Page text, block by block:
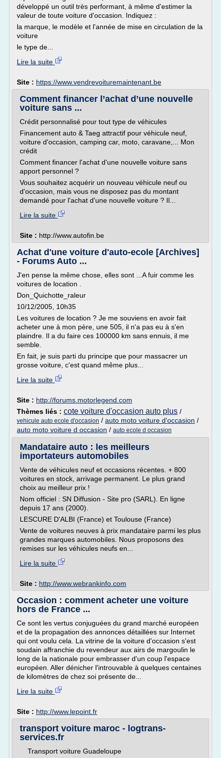
développé un outil très performant, à même d'estimer la
valeur de toute voiture d'occasion. Indiquez :
la marque, le modèle et l'année de mise en circulation de la
voiture
le type de...
Lire la suite
Site : https://www.vendrevoituremaintenant.be
Comment financer l’achat d’une nouvelle
voiture sans ...
Crédit personnalisé pour tout type de véhicules
Financement auto & Taeg attractif pour véhicule neuf,
voiture d'occasion, camping car, moto, caravane,... Mon
crédit
Comment financer l'achat d'une nouvelle voiture sans
apport personnel ?
Vous souhaitez acquérir un nouveau véhicule neuf ou
d'occasion, mais vous ne disposez pas du montant
demandé pour l'achat d'une nouvelle voiture ? Il...
Lire la suite
Site : http://www.autofin.be
Achat d'une voiture d'auto-ecole [Archives]
- Forums Auto ...
J'en pense la même chose, elles sont ...A fuir comme les
voitures de location .
Don_Quichotte_raleur
10/12/2005, 10h35
Les voitures de location ? Je me souviens en avoir fait
acheter une à mon père, une 505, il n'a pas eu à s'en
plaindre. Il a du faire ces 100000 km sans ennuis, il me
semble.
En fait, je suis parti du principe que pour massacrer un
grosse voiture, c'est quand même plus...
Lire la suite
Site : http://forums.motorlegend.com
Thèmes liés : cote voiture d'occasion auto plus /
vehicule auto ecole d'occasion / auto moto voiture d'occasion /
auto moto voiture d occasion / auto ecole d occasion
Mandataire auto : les meilleurs
importateurs automobiles
Vente de véhicules neuf et occasions récentes. + 800
voitures en stock, arrivage permanent. Le plus grand
choix au meilleur prix !
Nom officiel : SN Diffusion - Site pro (SARL). En ligne
depuis 17 ans (2000).
LESCURE D'ALBI (France) et Toulouse (France)
Vente de voitures neuves à prix mandataire parmi les plus
grandes marques automobiles. Nous proposons des
remises sur les véhicules neufs en...
Lire la suite
Site : http://www.webrankinfo.com
Occasion : comment acheter une voiture
hors de France ...
Ce sont les vertus conjuguées du grand marché européen
et de la propagation des annonces détaillées sur Internet
qui ont voulu cela. La vitrine de la voiture d'occasion s'est
soudain affranchie du revendeur aux airs de margoulin le
long de la nationale pour embrasser d'un coup l'espace
européen. Aller dénicher l'introuvable à quelques centaines
de kilomètres de chez soi présente de...
Lire la suite
Site : http://www.lepoint.fr
transport voiture maroc - logtrans-
services.fr
Transport voiture Guadeloupe